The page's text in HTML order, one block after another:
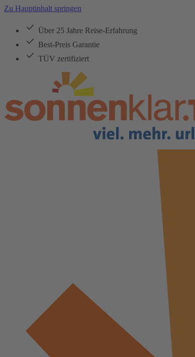
Zu Hauptinhalt springen
Über 25 Jahre Reise-Erfahrung
Best-Preis Garantie
TÜV zertifiziert